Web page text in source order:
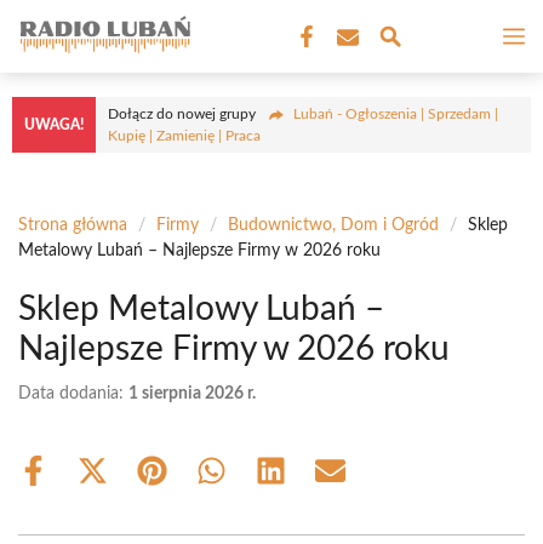
treści
UWAGA!
Dołącz do nowej grupy
Lubań - Ogłoszenia | Sprzedam |
Kupię | Zamienię | Praca
Strona główna / Firmy / Budownictwo, Dom i Ogród /
Sklep
Metalowy Lubań – Najlepsze Firmy w 2026 roku
Sklep Metalowy Lubań –
Najlepsze Firmy w 2026 roku
Data dodania: 1 sierpnia 2026 r.
Share
Share
(Twitter)
Share Share Share Share